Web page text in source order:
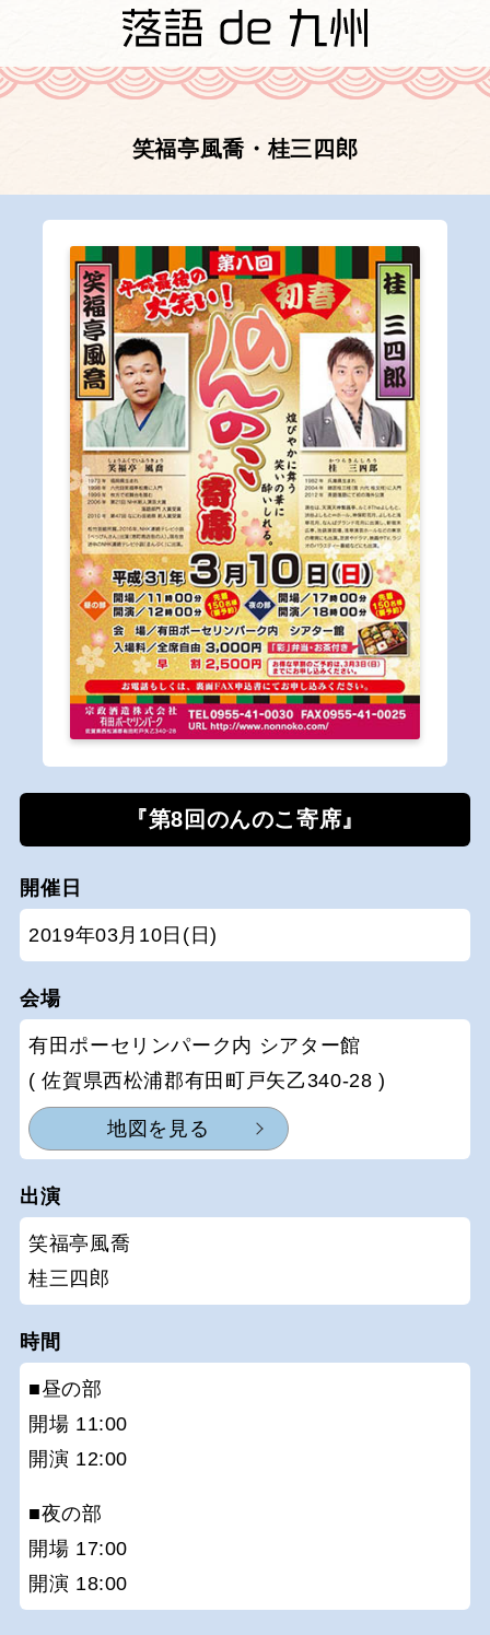
笑福亭風喬・桂三四郎
『第8回のんのこ寄席』
開催日
2019年03月10日(日)
会場
有田ポーセリンパーク内 シアター館
( 佐賀県西松浦郡有田町戸矢乙340-28 )
地図を見る
出演
笑福亭風喬
桂三四郎
時間
■昼の部
開場 11:00
開演 12:00
■夜の部
開場 17:00
開演 18:00